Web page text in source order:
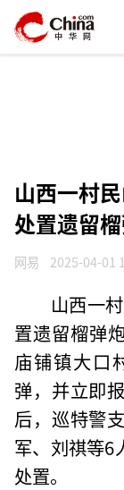
山西一村
处置遗留
网易 2025-04-01
山西一
置遗留榴弹
庙铺镇大口
弹，并立即
后，巡特警
军、刘祺等6
处置。